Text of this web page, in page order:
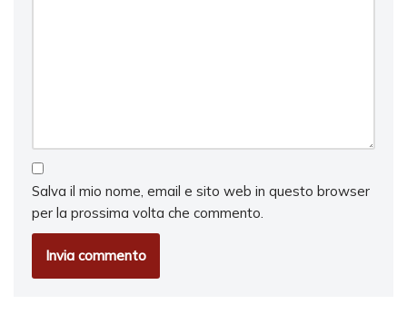
Salva il mio nome, email e sito web in questo browser
per la prossima volta che commento.